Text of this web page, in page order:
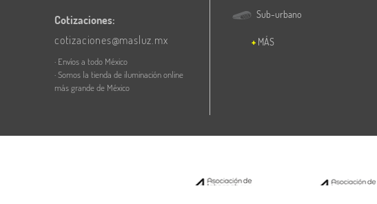
Cotizaciones:
cotizaciones@masluz.mx
· Envíos a todo México
· Somos la tienda de iluminación online
más grande de México
Sub-urbano
MÁS